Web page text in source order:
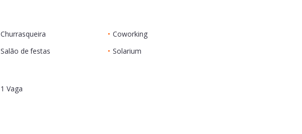
Churrasqueira • Coworking
Salão de festas • Solarium
1 Vaga